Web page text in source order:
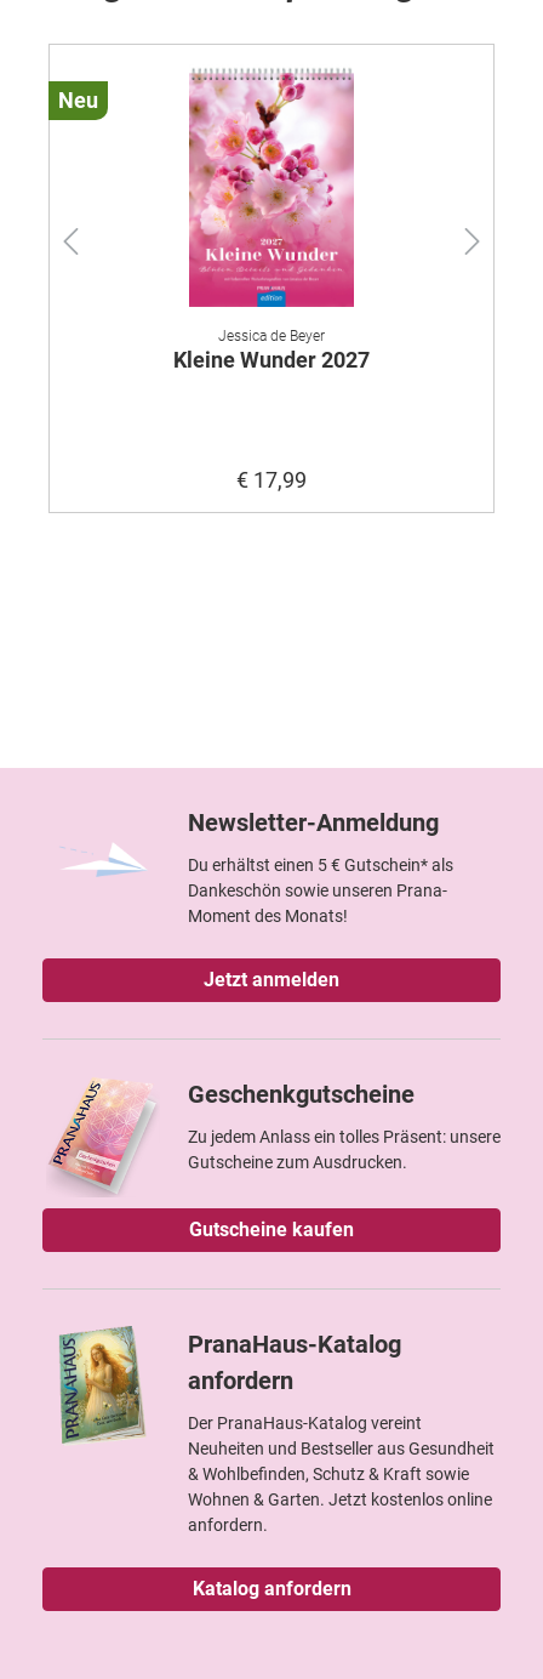
Neu
Jessica de Beyer
Kleine Wunder 2027
€ 17,99
Newsletter-Anmeldung
Du erhältst einen 5 € Gutschein* als
Dankeschön sowie unseren Prana-
Moment des Monats!
Jetzt anmelden
Geschenkgutscheine
Zu jedem Anlass ein tolles Präsent: unsere
Gutscheine zum Ausdrucken.
Gutscheine kaufen
PranaHaus-Katalog
anfordern
Der PranaHaus-Katalog vereint
Neuheiten und Bestseller aus Gesundheit
& Wohlbefinden, Schutz & Kraft sowie
Wohnen & Garten. Jetzt kostenlos online
anfordern.
Katalog anfordern